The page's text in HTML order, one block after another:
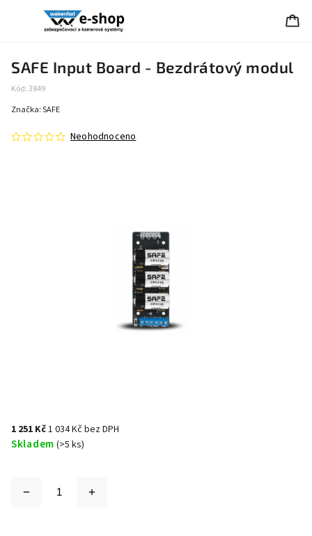
SAFE Input Board - Bezdrátový modul
Kód:3849
Neohodnoceno
Značka:SAFE
1 251 Kč1 034 Kč bez DPH
Skladem (>5 ks)